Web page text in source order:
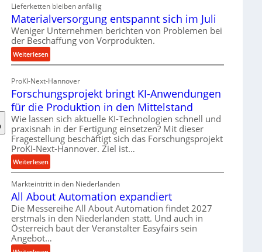
o
l
l
e
n
f
h
r
u
n
g
e
n
e
r
h
ö
h
e
n
d
Lieferketten bleiben anfällig
Materialversorgung entspannt sich im Juli
Weniger Unternehmen berichten von Problemen bei
der Beschaffung von Vorprodukten.
Weiterlesen:
M
e
r
i
a
l
v
e
r
s
o
r
g
u
n
ProKI-Next-Hannover
Forschungsprojekt bringt KI-Anwendungen
für die Produktion in den Mittelstand
Wie lassen sich aktuelle KI-Technologien schnell und
praxisnah in der Fertigung einsetzen? Mit dieser
Fragestellung beschäftigt sich das Forschungsprojekt
ProKI-Next-Hannover. Ziel ist…
Weiterlesen:
F
o
r
s
c
h
u
n
Markteintritt in den Niederlanden
All About Automation expandiert
Die Messereihe All About Automation findet 2027
erstmals in den Niederlanden statt. Und auch in
Österreich baut der Veranstalter Easyfairs sein
Angebot…